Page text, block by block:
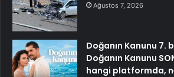
Ağustos 7, 2026
Doğanın Kanunu 7.
Doğanın Kanunu
hangi platformda,